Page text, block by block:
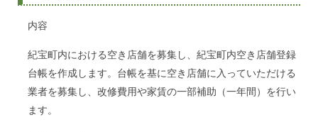
内容
紀宝町内における空き店舗を募集し、紀宝町内空き店舗登録
台帳を作成します。台帳を基に空き店舗に入っていただける
業者を募集し、改修費用や家賃の一部補助（一年間）を行い
ます。